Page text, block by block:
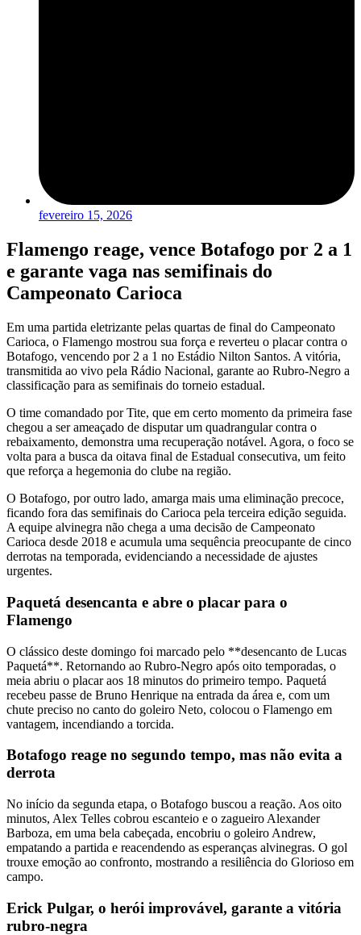
fevereiro 15, 2026
Flamengo reage, vence Botafogo por 2 a 1
e garante vaga nas semifinais do
Campeonato Carioca
Em uma partida eletrizante pelas quartas de final do Campeonato
Carioca, o Flamengo mostrou sua força e reverteu o placar contra o
Botafogo, vencendo por 2 a 1 no Estádio Nilton Santos. A vitória,
transmitida ao vivo pela Rádio Nacional, garante ao Rubro-Negro a
classificação para as semifinais do torneio estadual.
O time comandado por Tite, que em certo momento da primeira fase
chegou a ser ameaçado de disputar um quadrangular contra o
rebaixamento, demonstra uma recuperação notável. Agora, o foco se
volta para a busca da oitava final de Estadual consecutiva, um feito
que reforça a hegemonia do clube na região.
O Botafogo, por outro lado, amarga mais uma eliminação precoce,
ficando fora das semifinais do Carioca pela terceira edição seguida.
A equipe alvinegra não chega a uma decisão de Campeonato
Carioca desde 2018 e acumula uma sequência preocupante de cinco
derrotas na temporada, evidenciando a necessidade de ajustes
urgentes.
Paquetá desencanta e abre o placar para o
Flamengo
O clássico deste domingo foi marcado pelo **desencanto de Lucas
Paquetá**. Retornando ao Rubro-Negro após oito temporadas, o
meia abriu o placar aos 18 minutos do primeiro tempo. Paquetá
recebeu passe de Bruno Henrique na entrada da área e, com um
chute preciso no canto do goleiro Neto, colocou o Flamengo em
vantagem, incendiando a torcida.
Botafogo reage no segundo tempo, mas não evita a
derrota
No início da segunda etapa, o Botafogo buscou a reação. Aos oito
minutos, Alex Telles cobrou escanteio e o zagueiro Alexander
Barboza, em uma bela cabeçada, encobriu o goleiro Andrew,
empatando a partida e reacendendo as esperanças alvinegras. O gol
trouxe emoção ao confronto, mostrando a resiliência do Glorioso em
campo.
Erick Pulgar, o herói improvável, garante a vitória
rubro-negra